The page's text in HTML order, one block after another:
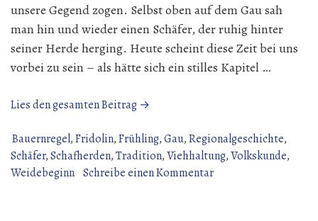
unsere Gegend zogen. Selbst oben auf dem Gau sah
man hin und wieder einen Schäfer, der ruhig hinter
seiner Herde herging. Heute scheint diese Zeit bei uns
vorbei zu sein – als hätte sich ein stilles Kapitel …
Lies den gesamten Beitrag →
Schafen
wieder
hin,
Bauernregel,Fridolin,Frühling,Gau,Regionalgeschichte,
Schäfer,Schafherden,Tradition,Viehhaltung,Volkskunde,
Weidebeginn Schreibe einen Kommentarzu